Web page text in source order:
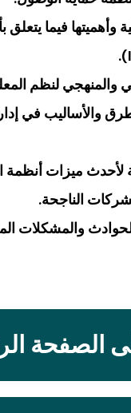
وأهميتها فيما يتعلق
والمنهجي لنظم
والأساليب في
لأحدث ميزات أنظمة
الناجحة.
والمشكلات
الصفحة